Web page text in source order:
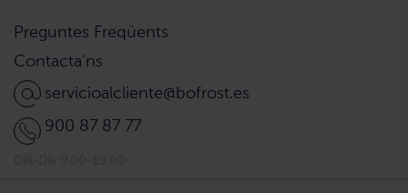
Preguntes Freqüents
Contacta'ns
servicioalcliente@bofrost.es
900 87 87 77